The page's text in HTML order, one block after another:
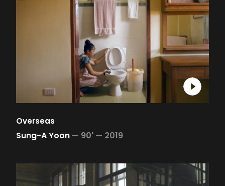
Overseas
Sung-A Yoon — 90' — 2019